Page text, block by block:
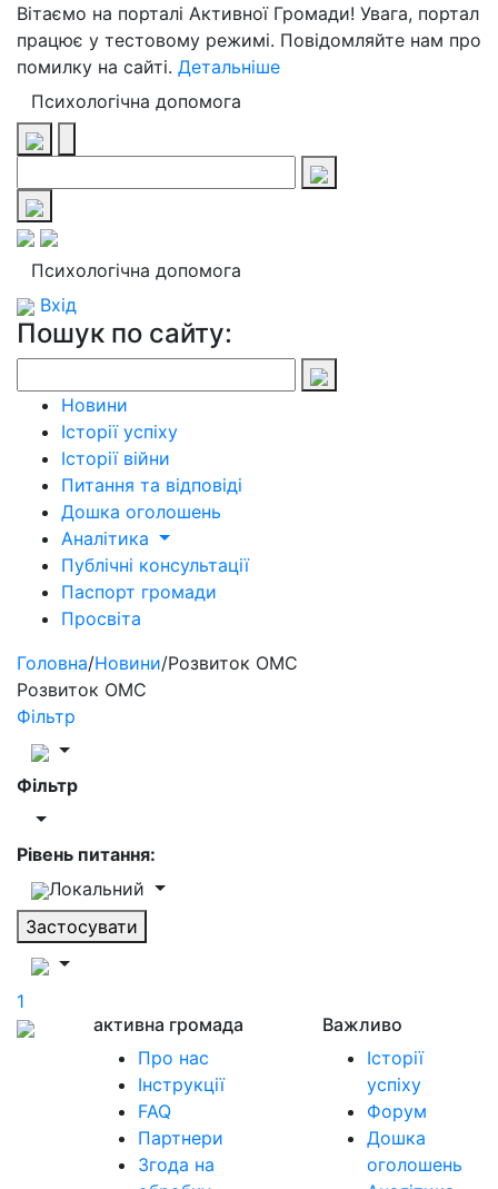
Вітаємо на порталі Активної Громади! Увага, портал
працює у тестовому режимі. Повідомляйте нам про
помилку на сайті. Детальніше
Психологічна допомога
Психологічна допомога
Вхід
Пошук по сайту:
Новини
Історії успіху
Історії війни
Питання та відповіді
Дошка оголошень
Аналітика
Публічні консультації
Паспорт громади
Просвіта
Головна/Новини/Розвиток ОМС
Розвиток ОМС
Фільтр
Фільтр
Рівень питання:
Локальний
Застосувати
1
активна громада
Про нас
Інструкції
FAQ
Партнери
Згода на
Важливо
Історії
успіху
Форум
Дошка
оголошень